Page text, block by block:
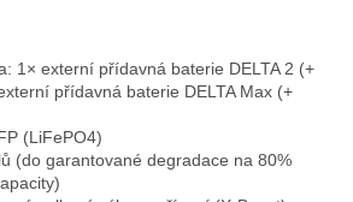
1× externí přídavná baterie DELTA 2 (+
přídavná baterie DELTA Max (+
(LiFePO4)
(do garantované degradace na 80%